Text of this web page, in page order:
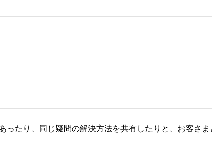
たり、同じ疑問の解決方法を共有したりと、お客さ